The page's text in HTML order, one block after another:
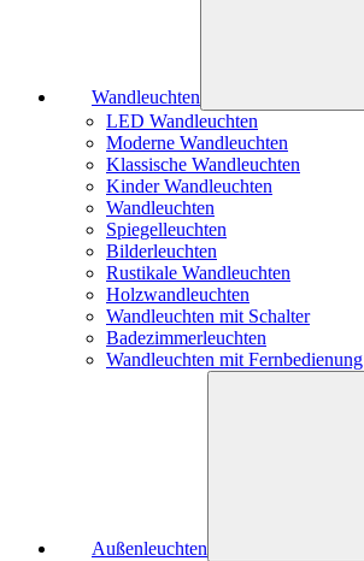
Wandleuchten
LED Wandleuchten
Moderne Wandleuchten
Klassische Wandleuchten
Kinder Wandleuchten
Wandleuchten
Spiegelleuchten
Bilderleuchten
Rustikale Wandleuchten
Holzwandleuchten
Wandleuchten mit Schalter
Badezimmerleuchten
Wandleuchten mit Fernbedienung
Außenleuchten